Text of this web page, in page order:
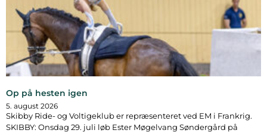
Op på hesten igen
5. august 2026
Skibby Ride- og Voltigeklub er repræsenteret ved EM i Frankrig.
SKIBBY: Onsdag 29. juli løb Ester Møgelvang Søndergård på